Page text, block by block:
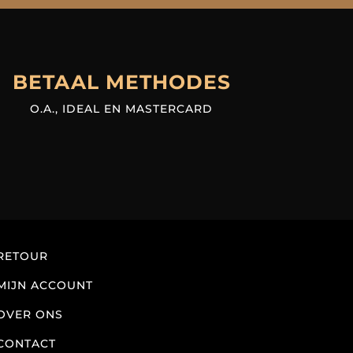
BETAAL METHODES
O.A., IDEAL EN MASTERCARD
ACCOUNT
ONS